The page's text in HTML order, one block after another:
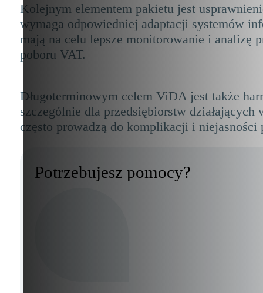
Kolejnym elementem pakietu jest
wymaga odpowiedniej adaptacji systemów
mają na celu lepsze monitorowanie i analizę
poboru VAT.
Długoterminowym celem ViDA jest także
szczególnie dla przedsiębiorstw
często prowadzą do komplikacji i
Potrzebujesz pomocy?